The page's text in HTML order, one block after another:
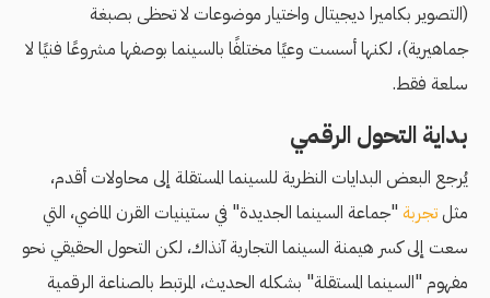
(التصوير بكاميرا ديجيتال واختيار موضوعات لا تحظى بصبغة
جماهيرية)، لكنها أسست وعيًا مختلفًا بالسينما بوصفها مشروعًا فنيًا لا
سلعة فقط.
بداية التحول الرقمي
يُرجع البعض البدايات النظرية للسينما المستقلة إلى محاولات أقدم،
مثلتجربة "جماعة السينما الجديدة" في ستينيات القرن الماضي، التي
سعت إلى كسر هيمنة السينما التجارية آنذاك، لكن التحول الحقيقي نحو
مفهوم "السينما المستقلة" بشكله الحديث، المرتبط بالصناعة الرقمية